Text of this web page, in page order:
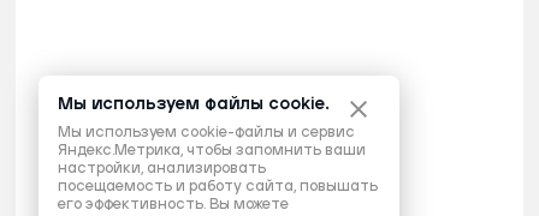
Мы используем файлы cookie.
Мы используем cookie-файлы и сервис
Яндекс.Метрика, чтобы запомнить ваши
настройки, анализировать
посещаемость и работу сайта, повышать
его эффективность. Вы можете